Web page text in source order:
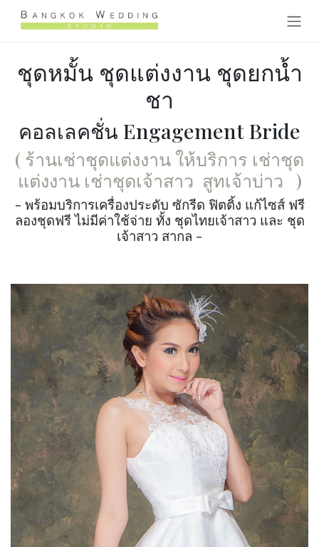
Skip to Content
ชุดหมั้น ชุดแต่งงาน ชุดยกน้ำ
ชา
คอลเลคชั่น Engagement Bride
( ร้านเช่าชุดแต่งงาน ให้บริการ เช่าชุด
แต่งงาน เช่าชุดเจ้าสาว สูทเจ้าบ่าว )
- พร้อมบริการเครื่องประดับ ซักรีด ฟิตติ้ง แก้ไซส์ ฟรี
ลองชุดฟรี ไม่มีค่าใช้จ่าย ทั้ง ชุดไทยเจ้าสาว และ ชุด
เจ้าสาว สากล -